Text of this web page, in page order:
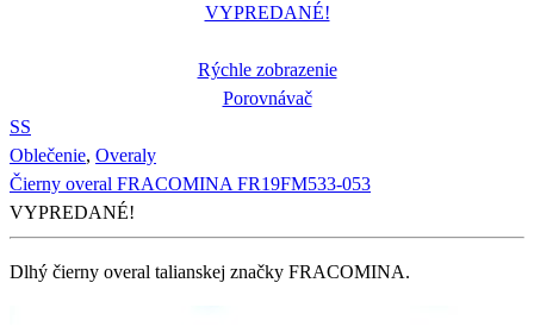
VYPREDANÉ!
Rýchle zobrazenie
Porovnávač
SS
Oblečenie, Overaly
Čierny overal FRACOMINA FR19FM533-053
VYPREDANÉ!
Dlhý čierny overal talianskej značky FRACOMINA.